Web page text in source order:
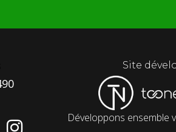
fab
Site
Développons ensemble